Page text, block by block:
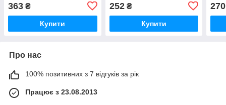
363 ₴
Купити
252₴
Купити
270
Про нас
100% позитивних з 7 відгуків за рік
Працює з 23.08.2013